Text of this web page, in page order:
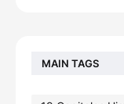
MAIN TAGS